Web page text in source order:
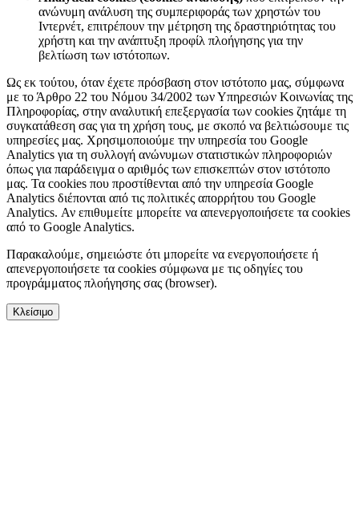
ανώνυμη ανάλυση της συμπεριφοράς των χρηστών του
Ιντερνέτ, επιτρέπουν την μέτρηση της δραστηριότητας του
χρήστη και την ανάπτυξη προφίλ πλοήγησης για την
βελτίωση των ιστότοπων.
Ως εκ τούτου, όταν έχετε πρόσβαση στον ιστότοπο μας, σύμφωνα
με το Άρθρο 22 του Νόμου 34/2002 των Υπηρεσιών Κοινωνίας της
Πληροφορίας, στην αναλυτική επεξεργασία των cookies ζητάμε τη
συγκατάθεση σας για τη χρήση τους, με σκοπό να βελτιώσουμε τις
υπηρεσίες μας. Χρησιμοποιούμε την υπηρεσία του Google
Analytics για τη συλλογή ανώνυμων στατιστικών πληροφοριών
όπως για παράδειγμα ο αριθμός των επισκεπτών στον ιστότοπο
μας. Τα cookies που προστίθενται από την υπηρεσία Google
Analytics διέπονται από τις πολιτικές απορρήτου του Google
Analytics. Αν επιθυμείτε μπορείτε να απενεργοποιήσετε τα cookies
από το Google Analytics.
Παρακαλούμε, σημειώστε ότι μπορείτε να ενεργοποιήσετε ή
απενεργοποιήσετε τα cookies σύμφωνα με τις οδηγίες του
προγράμματος πλοήγησης σας (browser).
Κλείσιμο